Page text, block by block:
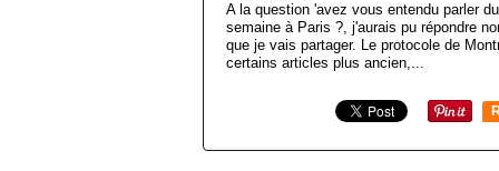
A la question 'avez vous entendu parler
semaine à Paris ?, j'aurais pu répondre
que je vais partager. Le protocole de
certains articles plus ancien,...